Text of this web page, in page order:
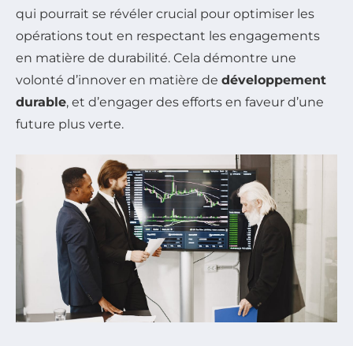
qui pourrait se révéler crucial pour optimiser les
opérations tout en respectant les engagements
en matière de durabilité. Cela démontre une
volonté d’innover en matière de développement
durable, et d’engager des efforts en faveur d’une
future plus verte.